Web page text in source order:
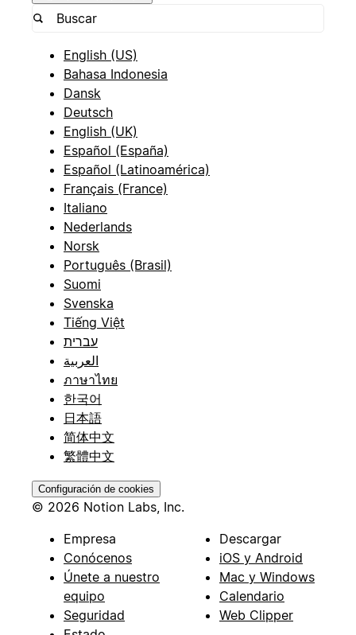
English (US)
Bahasa Indonesia
Dansk
Deutsch
English (UK)
Español (España)
Español (Latinoamérica)
Français (France)
Italiano
Nederlands
Norsk
Português (Brasil)
Suomi
Svenska
Tiếng Việt
עברית
العربية
ภาษาไทย
한국어
日本語
简体中文
繁體中文
Configuración de cookies
© 2026 Notion Labs, Inc.
Empresa
Conócenos
Únete a nuestro
equipo
Seguridad
Descargar
iOS y Android
Mac y Windows
Calendario
Web Clipper